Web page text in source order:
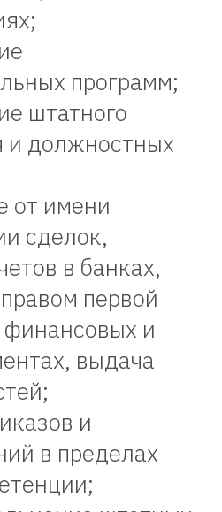
программ;
штатного
и должностных
от имени
сделок,
в банках,
первой
и
выдача
и
в пределах